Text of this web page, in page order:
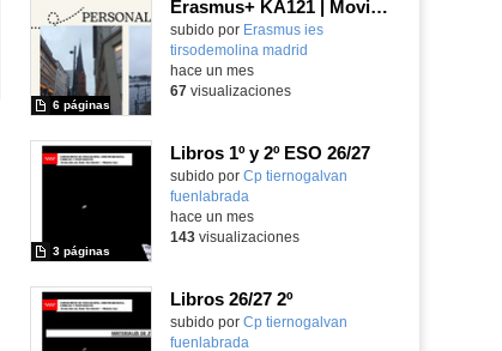
Erasmus+ KA121 | Moving People | Student Presentation 2 | Neustadt 2024
Contenido educativo.
subido por Erasmus ies
tirsodemolina madrid
6 páginas
hace un mes
67visualizaciones
Libros 1º y 2º ESO 26/27
subido por Cp tiernogalvan
fuenlabrada
3 páginas
hace un mes
143visualizaciones
Libros 26/27 2º
subido por Cp tiernogalvan
fuenlabrada